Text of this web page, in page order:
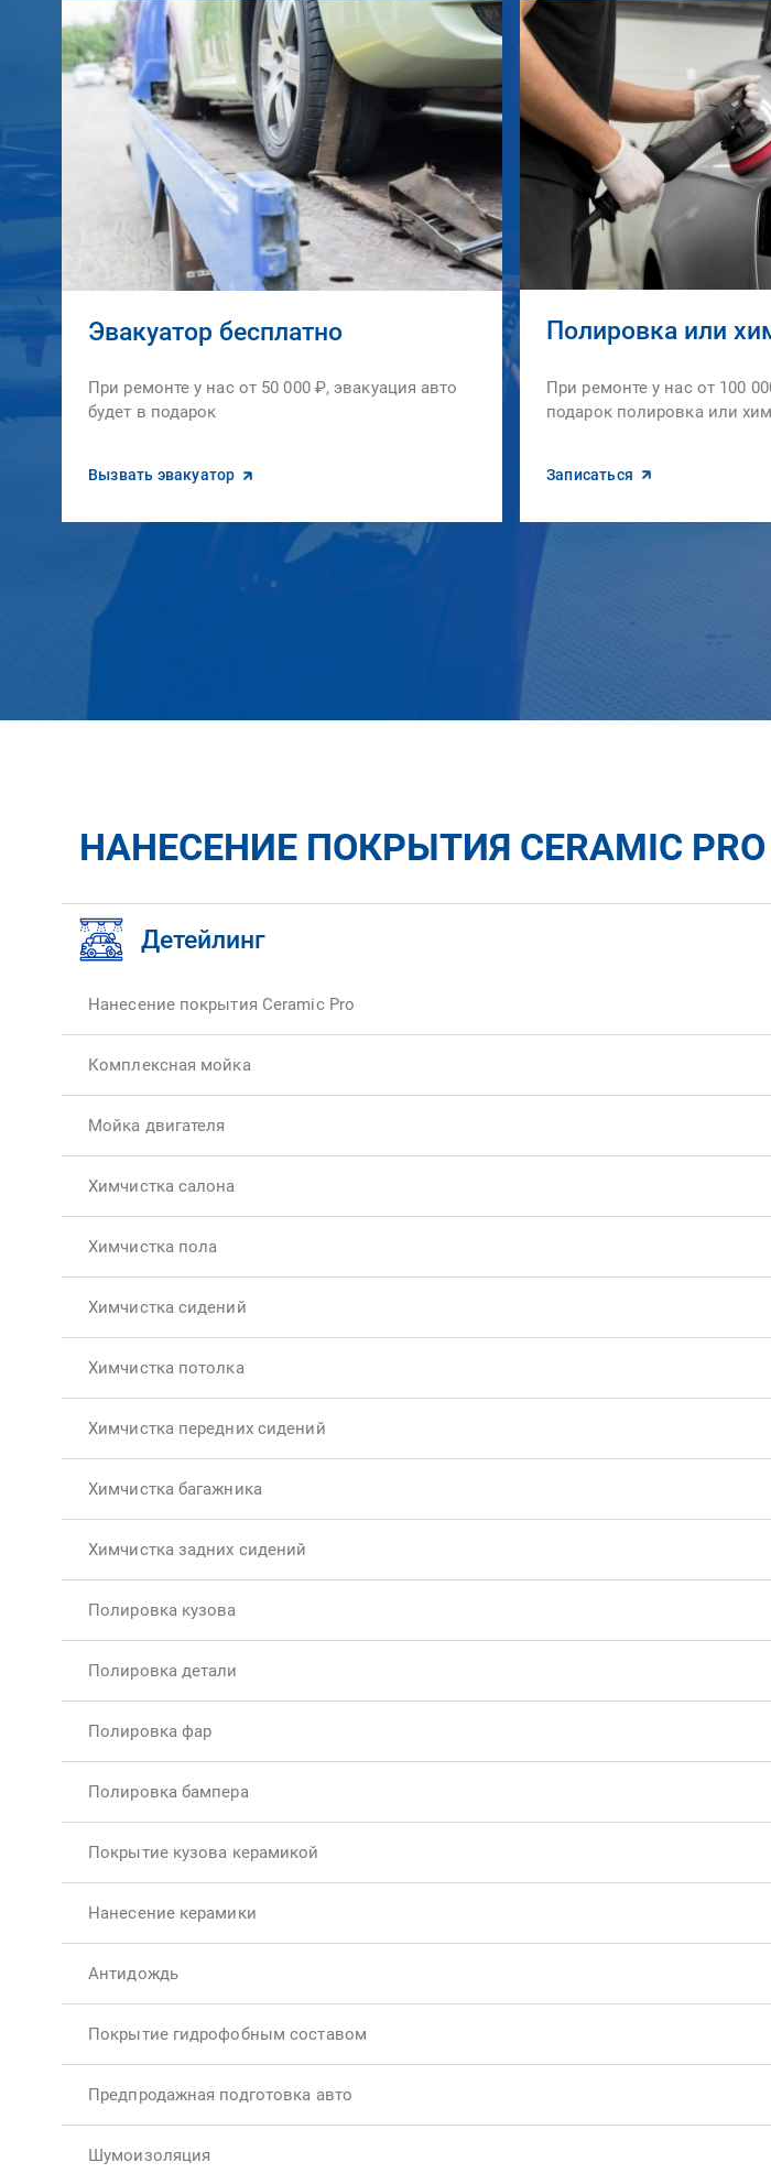
Эвакуатор бесплатно
При ремонте у нас от 50 000 ₽, эвакуация авто
будет в подарок
Вызвать эвакуатор
Полировка или
При ремонте у нас от 100
подарок полировка или
Записаться
НАНЕСЕНИЕ ПОКРЫТИЯ CERAMIC
Детейлинг
Нанесение покрытия Ceramic Pro
Комплексная мойка
Мойка двигателя
Химчистка салона
Химчистка пола
Химчистка сидений
Химчистка потолка
Химчистка передних сидений
Химчистка багажника
Химчистка задних сидений
Полировка кузова
Полировка детали
Полировка фар
Полировка бампера
Покрытие кузова керамикой
Нанесение керамики
Антидождь
Покрытие гидрофобным составом
Предпродажная подготовка авто
Шумоизоляция